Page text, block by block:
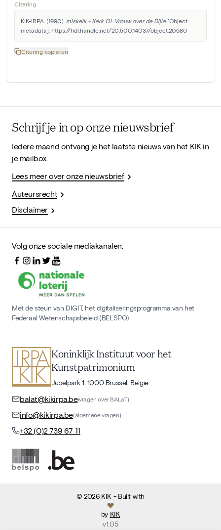
Citering
KIK-IRPA. (1990). miskelk - Kerk O.L.Vrouw over de Dijle [Object
metadata]. https://hdl.handle.net/20.500.14037/object.20680
Citering kopiëren
Schrijf je in op onze nieuwsbrief
Iedere maand ontvang je het laatste nieuws van het KIK in
je mailbox.
Lees meer over onze nieuwsbrief
Auteursrecht
Disclaimer
Volg onze sociale mediakanalen:
Met de steun van DIGIT, het digitaliseringsprogramma van het
Federaal Wetenschapsbeleid (BELSPO)
Koninklijk Instituut voor het
Kunstpatrimonium
Jubelpark 1, 1000 Brussel, België
balat@kikirpa.be(vragen over BALaT)
info@kikirpa.be(algemene vragen)
+32 (0)2 739 67 11
©2026 KIK - Built with
by KIK
v1.05